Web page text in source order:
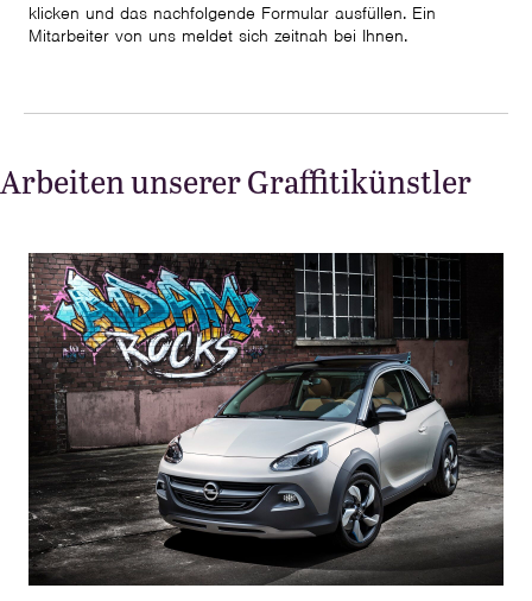
klicken und das nachfolgende Formular ausfüllen. Ein
Mitarbeiter von uns meldet sich zeitnah bei Ihnen.
Arbeiten unserer Graffitikünstler